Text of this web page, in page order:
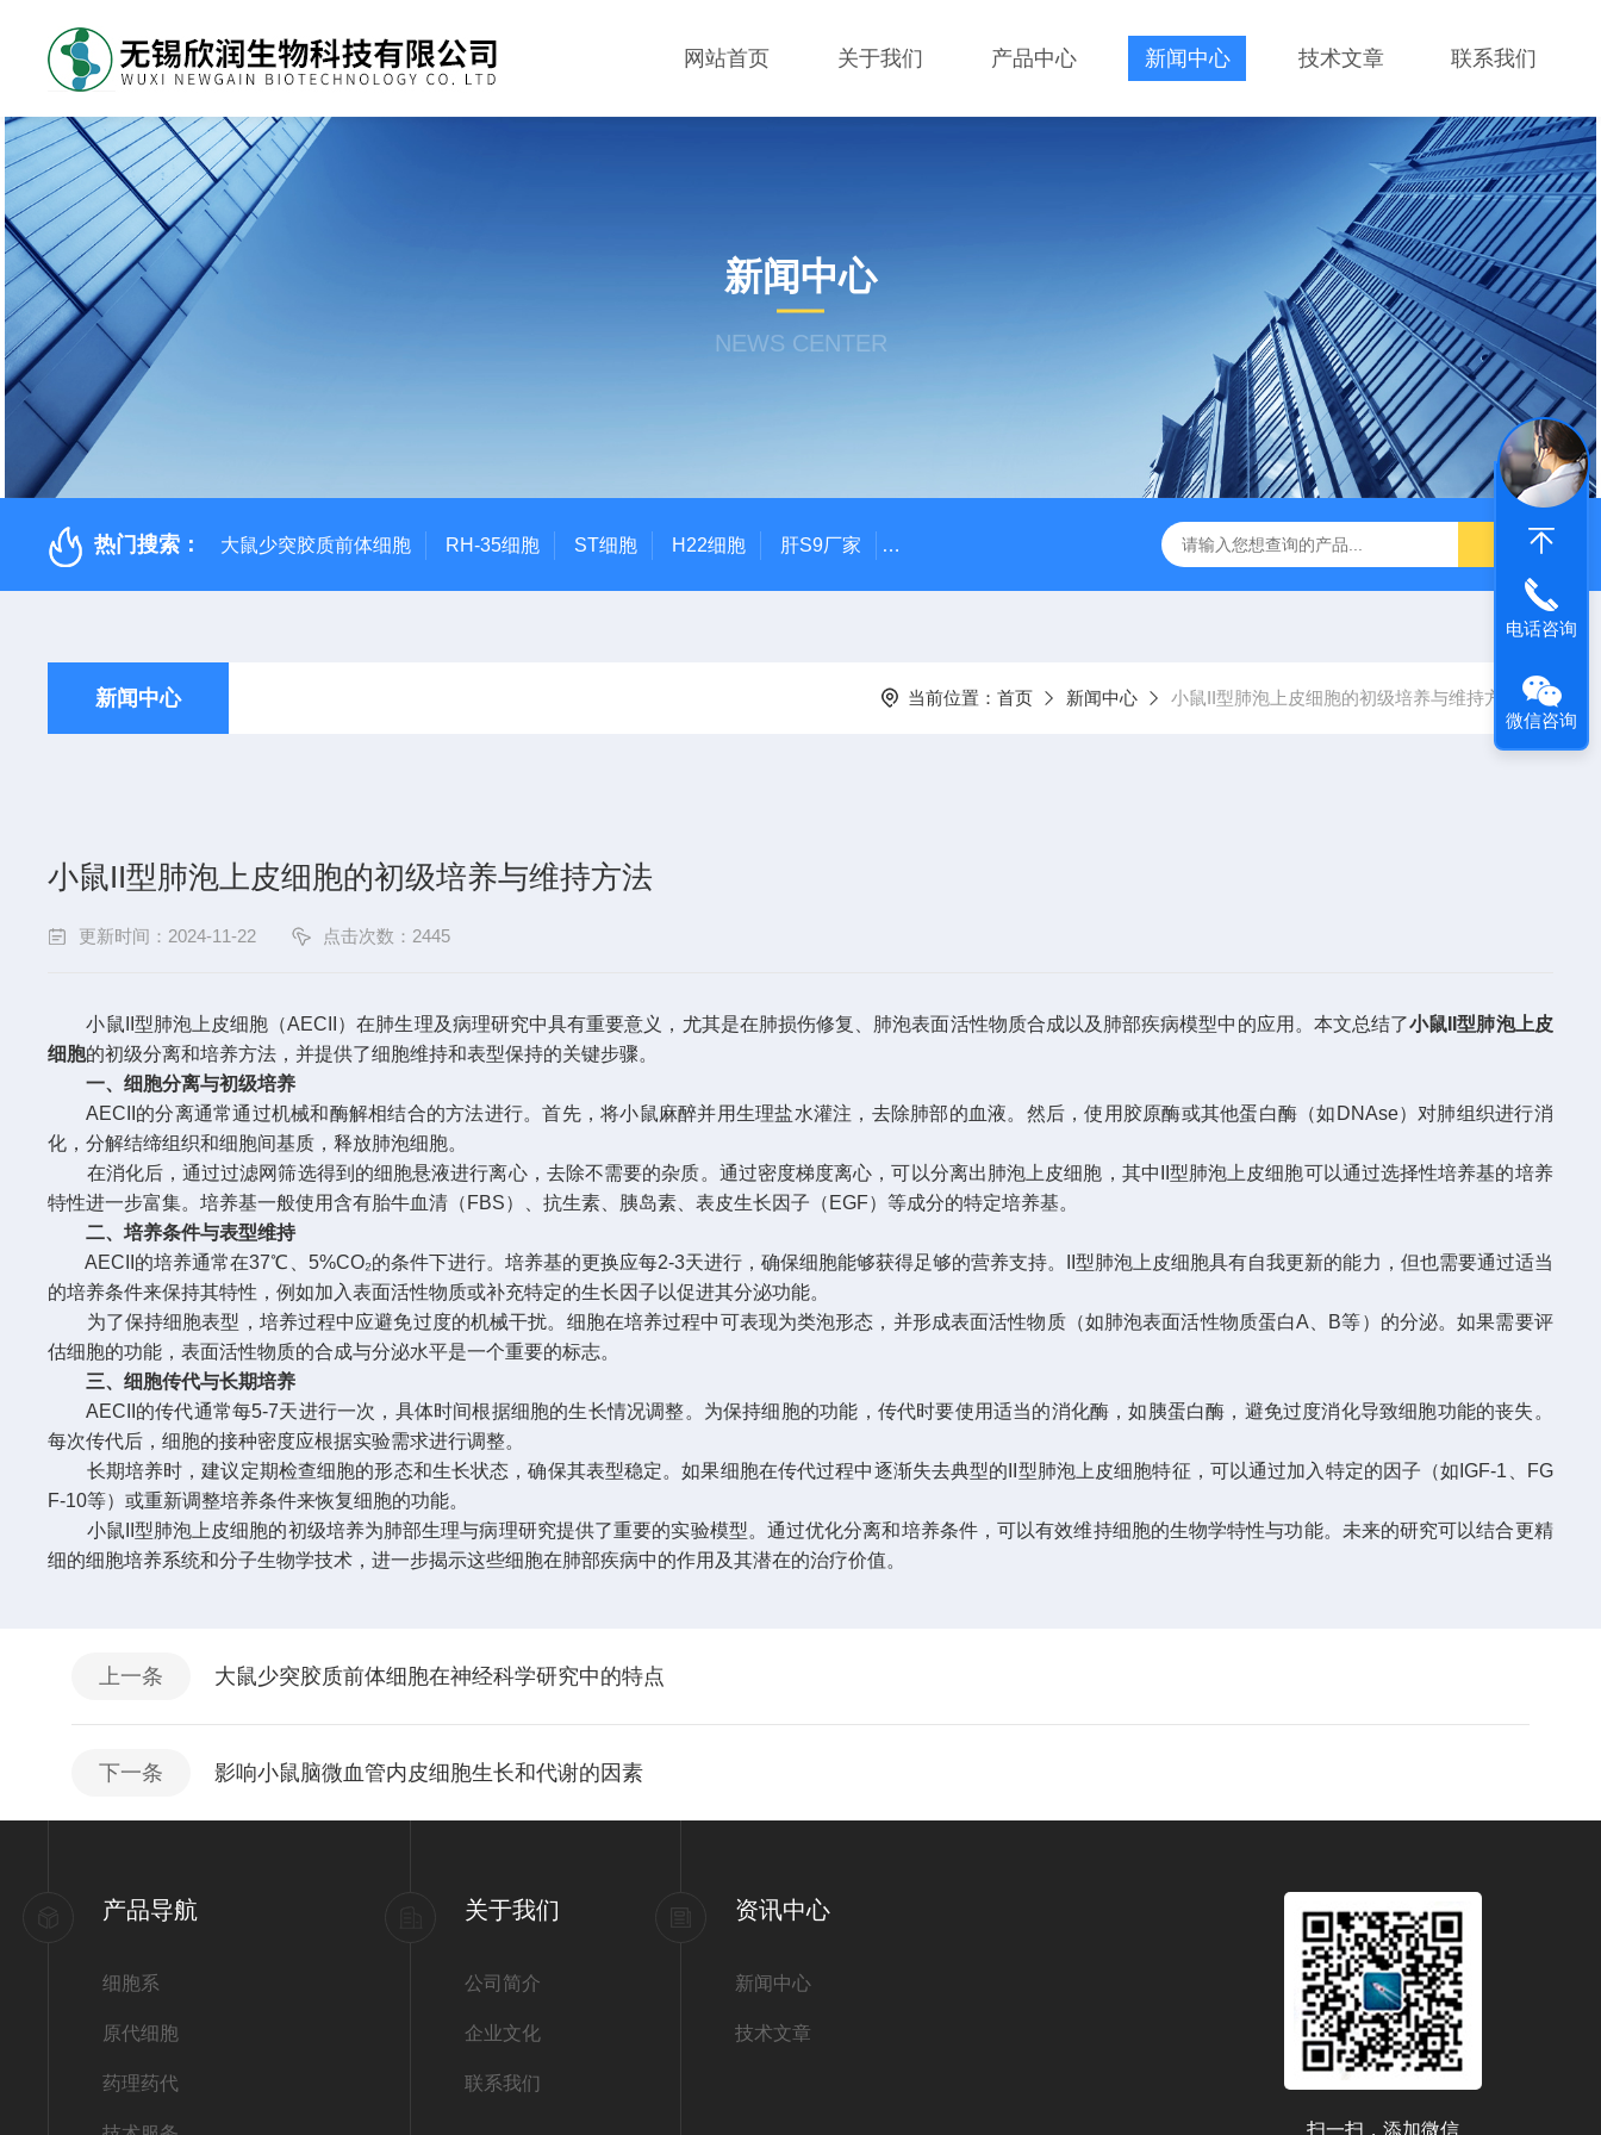
网站首页 关于我们 产品中心 新闻中心 技术文章 联系我们
新闻中心
NEWS CENTER
热门搜索： 大鼠少突胶质前体细胞 RH-35细胞 ST细胞 H22细胞 肝S9厂家 小鼠胎盘滋养层细胞 RBL-2H3细胞 小鼠外周血单个核细胞 小鼠脊髓星
新闻中心 当前位置： 首页 新闻中心 小鼠II型肺泡上皮细胞的初级培养与维持方法
小鼠II型肺泡上皮细胞的初级培养与维持方法
更新时间：2024-11-22 点击次数：2445
小鼠II型肺泡上皮细胞（AECII）在肺生理及病理研究中具有重要意义，尤其是在肺损伤修复、肺泡表面活性物质合成以及肺部疾病模型中的应用。本文总结了小鼠II型肺泡上皮
细胞的初级分离和培养方法，并提供了细胞维持和表型保持的关键步骤。
一、细胞分离与初级培养
AECII的分离通常通过机械和酶解相结合的方法进行。首先，将小鼠麻醉并用生理盐水灌注，去除肺部的血液。然后，使用胶原酶或其他蛋白酶（如DNAse）对肺组织进行消
化，分解结缔组织和细胞间基质，释放肺泡细胞。
在消化后，通过过滤网筛选得到的细胞悬液进行离心，去除不需要的杂质。通过密度梯度离心，可以分离出肺泡上皮细胞，其中II型肺泡上皮细胞可以通过选择性培养基的培养
特性进一步富集。培养基一般使用含有胎牛血清（FBS）、抗生素、胰岛素、表皮生长因子（EGF）等成分的特定培养基。
二、培养条件与表型维持
AECII的培养通常在37℃、5%CO₂的条件下进行。培养基的更换应每2-3天进行，确保细胞能够获得足够的营养支持。II型肺泡上皮细胞具有自我更新的能力，但也需要通过适当
的培养条件来保持其特性，例如加入表面活性物质或补充特定的生长因子以促进其分泌功能。
为了保持细胞表型，培养过程中应避免过度的机械干扰。细胞在培养过程中可表现为类泡形态，并形成表面活性物质（如肺泡表面活性物质蛋白A、B等）的分泌。如果需要评
估细胞的功能，表面活性物质的合成与分泌水平是一个重要的标志。
三、细胞传代与长期培养
AECII的传代通常每5-7天进行一次，具体时间根据细胞的生长情况调整。为保持细胞的功能，传代时要使用适当的消化酶，如胰蛋白酶，避免过度消化导致细胞功能的丧失。
每次传代后，细胞的接种密度应根据实验需求进行调整。
长期培养时，建议定期检查细胞的形态和生长状态，确保其表型稳定。如果细胞在传代过程中逐渐失去典型的II型肺泡上皮细胞特征，可以通过加入特定的因子（如IGF-1、FG
F-10等）或重新调整培养条件来恢复细胞的功能。
小鼠II型肺泡上皮细胞的初级培养为肺部生理与病理研究提供了重要的实验模型。通过优化分离和培养条件，可以有效维持细胞的生物学特性与功能。未来的研究可以结合更精
细的细胞培养系统和分子生物学技术，进一步揭示这些细胞在肺部疾病中的作用及其潜在的治疗价值。
上一条 大鼠少突胶质前体细胞在神经科学研究中的特点
下一条 影响小鼠脑微血管内皮细胞生长和代谢的因素
产品导航
细胞系
原代细胞
药理药代
关于我们
公司简介
企业文化
联系我们
资讯中心
新闻中心
技术文章
扫一扫，添加微信
电话咨询
微信咨询